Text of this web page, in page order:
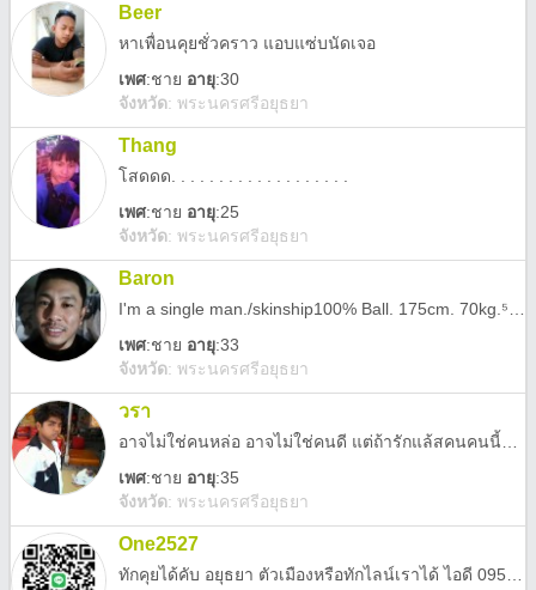
Beer
หาเพื่อนคุยชั่วคราว แอบแซ่บนัดเจอ
เพศ:ชาย อายุ:30
จังหวัด: พระนครศรีอยุธยา
Thang
โสดดด. . . . . . . . . . . . . . . . . . .
เพศ:ชาย อายุ:25
จังหวัด: พระนครศรีอยุธยา
Baron
เพศ:ชาย อายุ:33
จังหวัด: พระนครศรีอยุธยา
วรา
เพศ:ชาย อายุ:35
จังหวัด: พระนครศรีอยุธยา
One2527